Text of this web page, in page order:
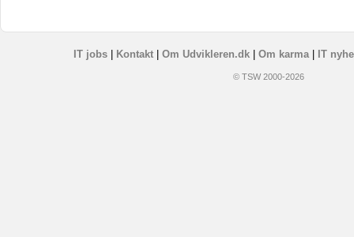
IT jobs| Kontakt| Om Udvikleren.dk| Om karma| IT
© TSW 2000-2026